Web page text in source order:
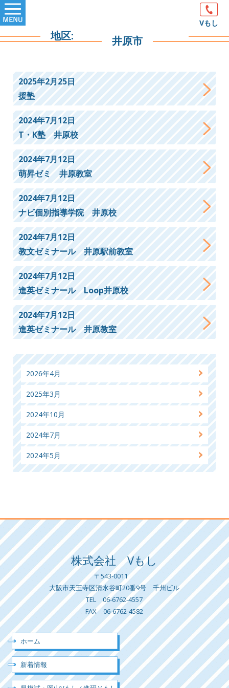
Skip
to
content
Vもし
Primary
Menu
地区: 井原市
2025年2月25日
援塾
2024年7月12日
T・K塾 井原校
2024年7月12日
萌昇ゼミ 井原教室
2024年7月12日
ナビ個別指導学院 井原校
2024年7月12日
教文ゼミナール 井原駅前教室
2024年7月12日
進英ゼミナール Loop井原校
2024年7月12日
進英ゼミナール 井原教室
2026年4月
2025年3月
2024年10月
2024年7月
2024年5月
株式会社 Vもし
〒543-0011
大阪市天王寺区清水谷町20番9号 千州ビル
TEL 06-6762-4557
FAX 06-6762-4582
ホーム
新着情報